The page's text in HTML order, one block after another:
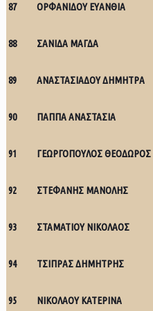
87 ΟΡΦΑΝΙΔΟΥ ΕΥΑΝΘΙΑ
88 ΣΑΝΙΔΑ ΜΑΓΔΑ
89 ΑΝΑΣΤΑΣΙΑΔΟΥ ΔΗΜΗΤΡΑ
90 ΠΑΠΠΑ ΑΝΑΣΤΑΣΙΑ
91 ΓΕΩΡΓΟΠΟΥΛΟΣ ΘΕΟΔΩΡΟΣ
92 ΣΤΕΦΑΝΗΣ ΜΑΝΟΛΗΣ
93 ΣΤΑΜΑΤΙΟΥ ΝΙΚΟΛΑΟΣ
94 ΤΣΙΠΡΑΣ ΔΗΜΗΤΡΗΣ
95 ΝΙΚΟΛΑΟΥ ΚΑΤΕΡΙΝΑ